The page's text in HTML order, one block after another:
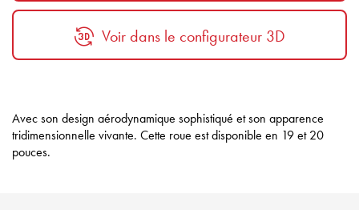
Voir dans le configurateur 3D
Avec son design aérodynamique sophistiqué et son apparence
tridimensionnelle vivante. Cette roue est disponible en 19 et 20
pouces.